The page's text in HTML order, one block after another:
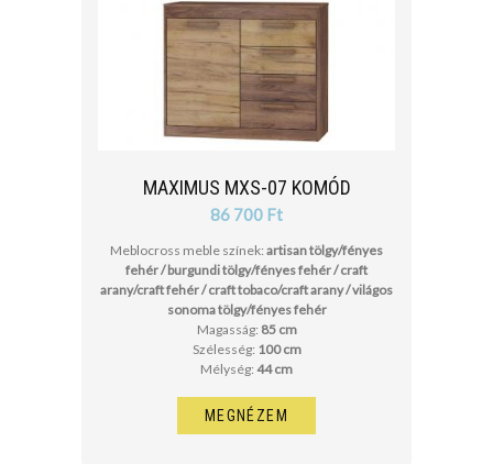
MAXIMUS MXS-07 KOMÓD
86 700 Ft
Meblocross meble színek: artisan tölgy/fényes
fehér / burgundi tölgy/fényes fehér / craft
arany/craft fehér / craft tobaco/craft arany / világos
sonoma tölgy/fényes fehér
Magasság: 85 cm
Szélesség: 100 cm
Mélység: 44 cm
MEGNÉZEM